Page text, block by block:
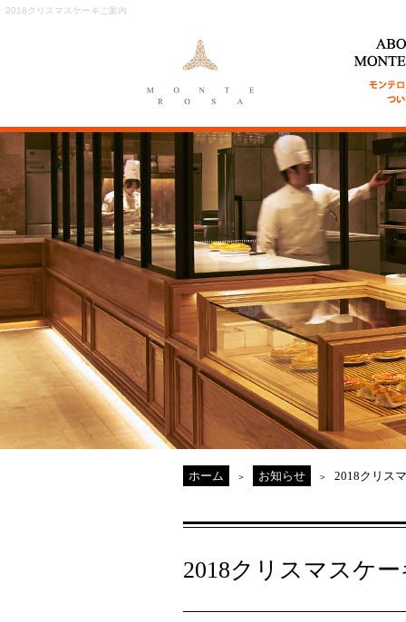
2018クリスマスケーキご案内
ンテローザに
ホーム お知らせ 2018クリス
2018クリスマスケ